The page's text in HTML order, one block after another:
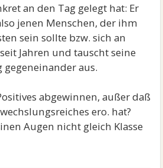
an den Tag gelegt hat: Er
jenen Menschen, der ihm
sein sollte bzw. sich an
Jahren und tauscht seine
gegeneinander aus.
abgewinnen, außer daß
ero. hat?
Augen nicht gleich Klasse